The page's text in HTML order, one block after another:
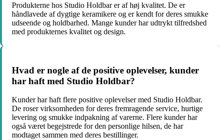
Produkterne hos Studio Holdbar er af høj kvalitet. De er
håndlavede af dygtige keramikere og er kendt for deres smukke
udseende og holdbarhed. Mange kunder har udtrykt tilfredshed
med produkternes kvalitet og design.
Hvad er nogle af de positive oplevelser, kunder
har haft med Studio Holdbar?
Kunder har haft flere positive oplevelser med Studio Holdbar.
De roser virksomheden for deres fremragende service, hurtige
levering og smukke indpakning af varerne. Flere kunder har
også været begejstrede for den personlige hilsen, de har
modtaget sammen med deres bestillinger.